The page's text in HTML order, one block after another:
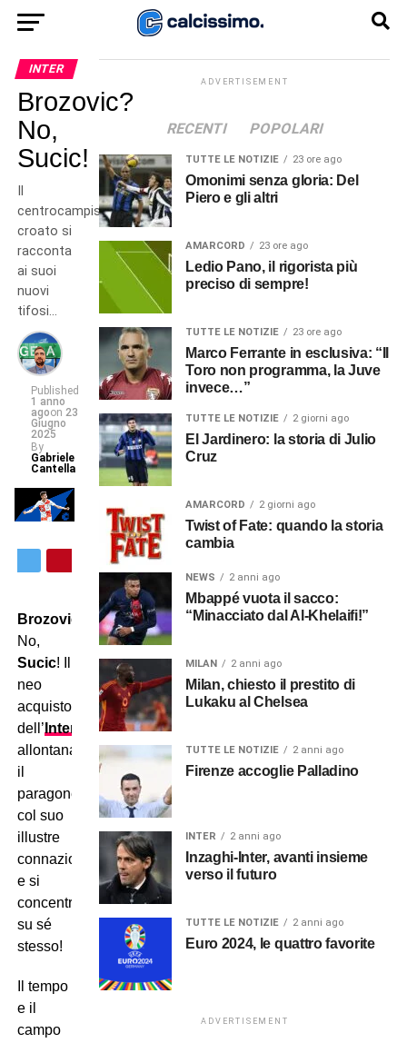
INTER
Brozovic?
No,
Sucic!
centrocampista
croato si
racconta
ai suoi
nuovi
tifosi…
Published
1 anno
agoon 23
Giugno
2025
By
Gabriele
Cantella
Brozovic
No,
Sucic! Il
neo
acquisto
dell’ Inter
allontana
il
paragone
col suo
illustre
connazionale
e si
concentra
su sé
stesso!
Il tempo
e il
campo
ADVERTISEMENT
RECENTI POPOLARI
TUTTE LE NOTIZIE 23 ore ago
Omonimi senza gloria: Del
Piero e gli altri
AMARCORD 23 ore ago
Ledio Pano, il rigorista più
preciso di sempre!
TUTTE LE NOTIZIE 23 ore ago
Marco Ferrante in esclusiva: “Il
Toro non programma, la Juve
invece…”
TUTTE LE NOTIZIE 2 giorni ago
El Jardinero: la storia di Julio
Cruz
AMARCORD 2 giorni ago
Twist of Fate: quando la storia
cambia
NEWS 2 anni ago
Mbappé vuota il sacco:
“Minacciato dal Al-Khelaifi!”
MILAN 2 anni ago
Milan, chiesto il prestito di
Lukaku al Chelsea
TUTTE LE NOTIZIE 2 anni ago
Firenze accoglie Palladino
INTER 2 anni ago
Inzaghi-Inter, avanti insieme
verso il futuro
TUTTE LE NOTIZIE 2 anni ago
Euro 2024, le quattro favorite
ADVERTISEMENT